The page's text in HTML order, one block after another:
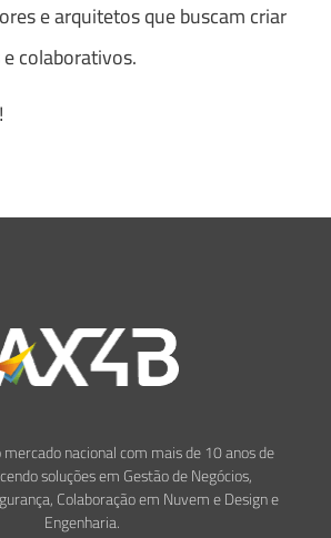
e arquitetos que buscam criar
colaborativos.
nacional com mais de 10 anos de
soluções em Gestão de Negócios,
Colaboração em Nuvem e Design e
Engenharia.